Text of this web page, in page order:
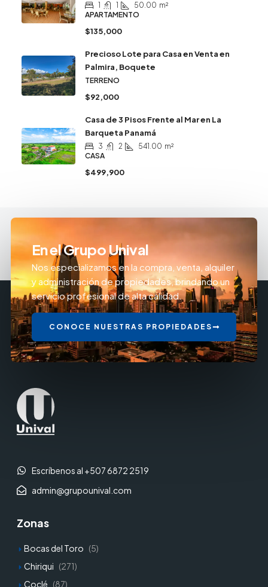
1 1 50.00 m²
APARTAMENTO
$135,000
Precioso Lote para Casa en Venta en
Palmira, Boquete
TERRENO
$92,000
Casa de 3 Pisos Frente al Mar en La
Barqueta Panamá
3 2 541.00 m²
CASA
$499,900
En el Grupo Unival
Nos especializamos en la compra, venta, alquiler
y administración de propiedades, brindando un
servicio profesional de alta calidad.
CONOCE NUESTRAS PROPIEDADES
Escríbenos al +507 6872 2519
admin@grupounival.com
Zonas
Bocas del Toro (5)
Chiriqui (271)
Coclé (87)